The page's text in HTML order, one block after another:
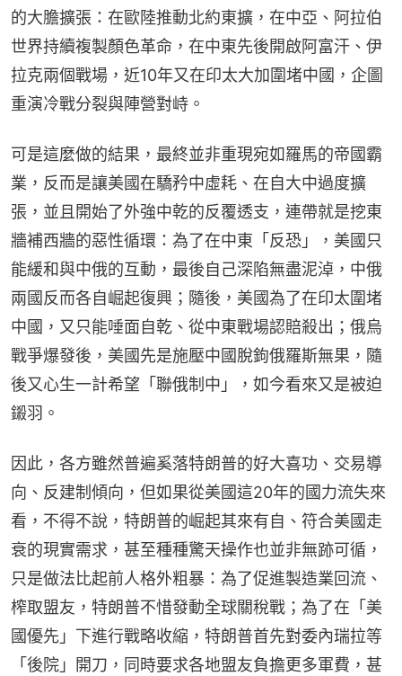
的大膽擴張：在歐陸推動北約東擴，在中亞、阿拉伯
世界持續複製顏色革命，在中東先後開啟阿富汗、伊
拉克兩個戰場，近10年又在印太大加圍堵中國，企圖
重演冷戰分裂與陣營對峙。
可是這麼做的結果，最終並非重現宛如羅馬的帝國霸
業，反而是讓美國在驕矜中虛耗、在自大中過度擴
張，並且開始了外強中乾的反覆透支，連帶就是挖東
牆補西牆的惡性循環：為了在中東「反恐」，美國只
能緩和與中俄的互動，最後自己深陷無盡泥淖，中俄
兩國反而各自崛起復興；隨後，美國為了在印太圍堵
中國，又只能唾面自乾、從中東戰場認賠殺出；俄烏
戰爭爆發後，美國先是施壓中國脫鉤俄羅斯無果，隨
後又心生一計希望「聯俄制中」，如今看來又是被迫
鎩羽。
因此，各方雖然普遍奚落特朗普的好大喜功、交易導
向、反建制傾向，但如果從美國這20年的國力流失來
看，不得不說，特朗普的崛起其來有自、符合美國走
衰的現實需求，甚至種種驚天操作也並非無跡可循，
只是做法比起前人格外粗暴：為了促進製造業回流、
榨取盟友，特朗普不惜發動全球關稅戰；為了在「美
國優先」下進行戰略收縮，特朗普首先對委內瑞拉等
「後院」開刀，同時要求各地盟友負擔更多軍費，甚